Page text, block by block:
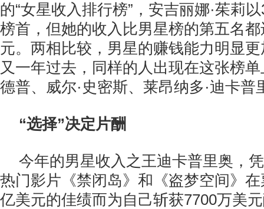
的“女星收入排行榜”，安吉丽娜·茱莉
榜首，但她的收入比男星榜的第五名
元。两相比较，男星的赚钱能力明显
又一年过去，同样的人出现在这张榜
德普、威尔·史密斯、莱昂纳多·迪卡普
“选择”决定片酬
今年的男星收入之王迪卡普里奥，
热门影片《禁闭岛》和《盗梦空间》
亿美元的佳绩而为自己斩获7700万美